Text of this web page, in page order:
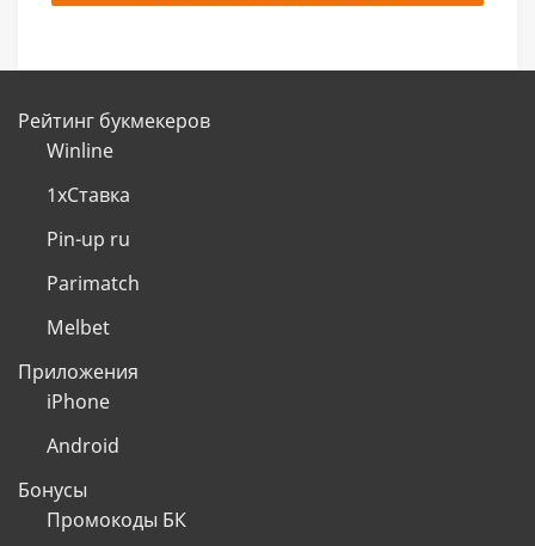
Рейтинг букмекеров
Winline
1хСтавка
Pin-up ru
Parimatch
Melbet
Приложения
iPhone
Android
Бонусы
Промокоды БК